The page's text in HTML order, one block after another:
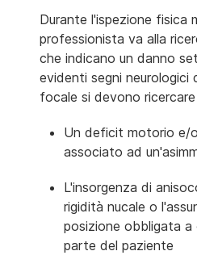
Durante l'ispezione fisica
professionista va alla
che indicano un danno
evidenti segni
focale si devono
Un deficit motorio e/
associato ad
L'insorgenza di
rigidità nucale o
posizione obbligata a
parte del paziente